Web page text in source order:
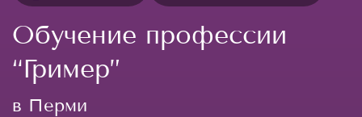
Обучение профессии
“Гример”
в Перми